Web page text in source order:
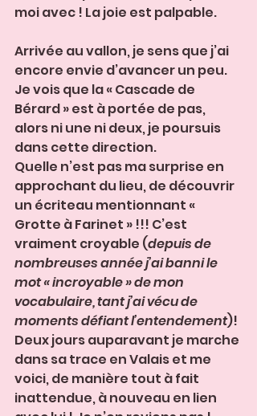
moi avec ! La joie est palpable.
Arrivée au vallon, je sens que j’ai
encore envie d’avancer un peu.
Je vois que la « Cascade de
Bérard » est à portée de pas,
alors ni une ni deux, je poursuis
dans cette direction.
Quelle n’est pas ma surprise en
approchant du lieu, de découvrir
un écriteau mentionnant «
Grotte à Farinet » !!! C’est
vraiment croyable (depuis de
nombreuses année j’ai banni le
mot « incroyable » de mon
vocabulaire, tant j’ai vécu de
moments défiant l’entendement)!
Deux jours auparavant je marche
dans sa trace en Valais et me
voici, de manière tout à fait
inattendue, à nouveau en lien